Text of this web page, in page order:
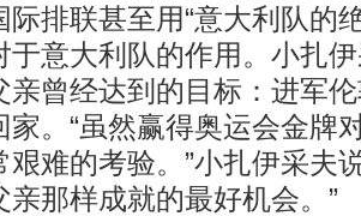
际排联甚至用“意大利队的
于意大利队的作用。小扎
亲曾经达到的目标：进军
家。“虽然赢得奥运会金牌
艰难的考验。”小扎伊采夫
亲那样成就的最好机会。”